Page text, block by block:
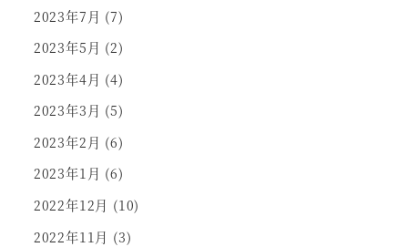
2023年7月 (7)
2023年5月 (2)
2023年4月 (4)
2023年3月 (5)
2023年2月 (6)
2023年1月 (6)
2022年12月 (10)
2022年11月 (3)